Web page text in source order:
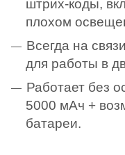
штрих-коды,
плохом
Всегда на
для работы в
Работает без
5000 мАч +
батареи.